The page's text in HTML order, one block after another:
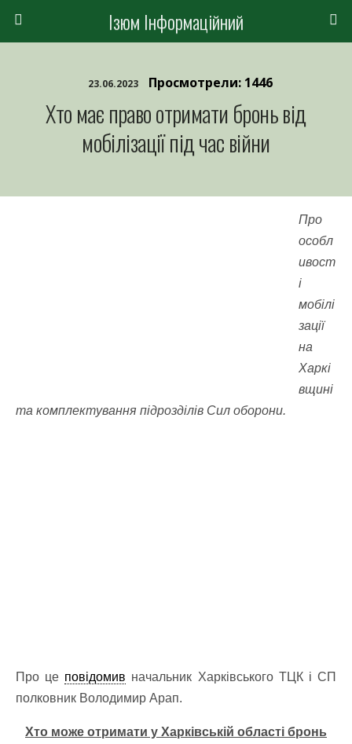
Ізюм Інформаційний
23.06.2023 Просмотрели: 1446
Хто має право отримати бронь від
мобілізації під час війни
Про
особл
ивост
і
мобілі
зації
на
Харкі
вщині
та комплектування підрозділів Сил оборони.
Про це повідомив начальник Харківського ТЦК і СП
полковник Володимир Арап.
Хто може отримати у Харківській області бронь